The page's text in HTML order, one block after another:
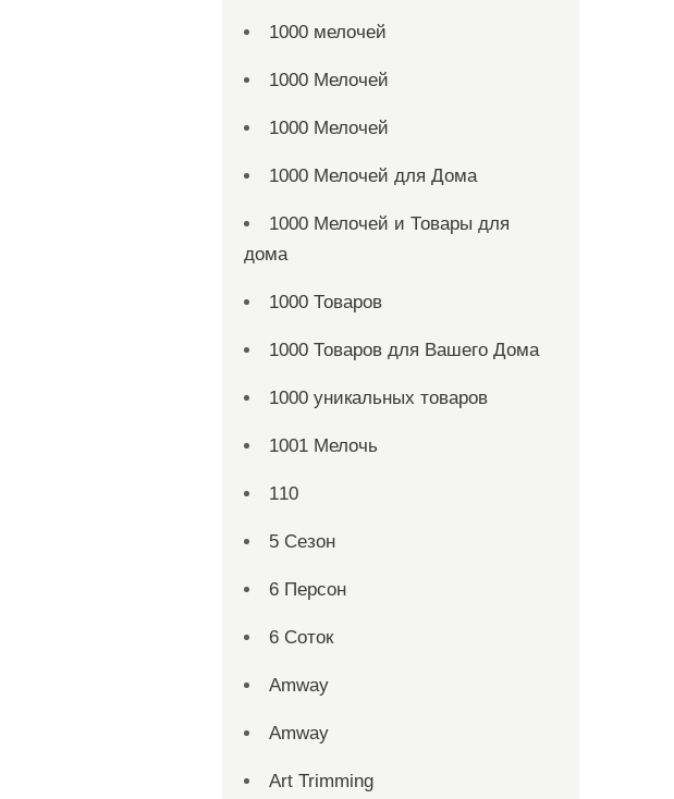
1000 мелочей
1000 Мелочей
1000 Мелочей
1000 Мелочей для Дома
1000 Мелочей и Товары для
дома
1000 Товаров
1000 Товаров для Вашего Дома
1000 уникальных товаров
1001 Мелочь
110
5 Сезон
6 Персон
6 Соток
Amway
Amway
Art Trimming